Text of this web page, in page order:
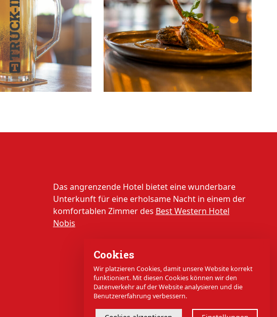
Das angrenzende Hotel bietet eine wunderbare
Unterkunft für eine erholsame Nacht in einem der
komfortablen Zimmer des Best Western Hotel
Nobis
Cookies
Wir platzieren Cookies, damit unsere Website korrekt
funktioniert. Mit diesen Cookies können wir den
Datenverkehr auf der Website analysieren und die
Benutzererfahrung verbessern.